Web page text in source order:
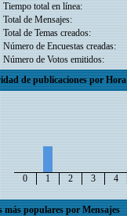
Tiempo total en línea:
Total de Mensajes:
Total de Temas creados:
Número de Encuestas creadas:
Número de Votos emitidos:
de publicaciones por Hora
0 1 2 3 4
más populares por Mensajes